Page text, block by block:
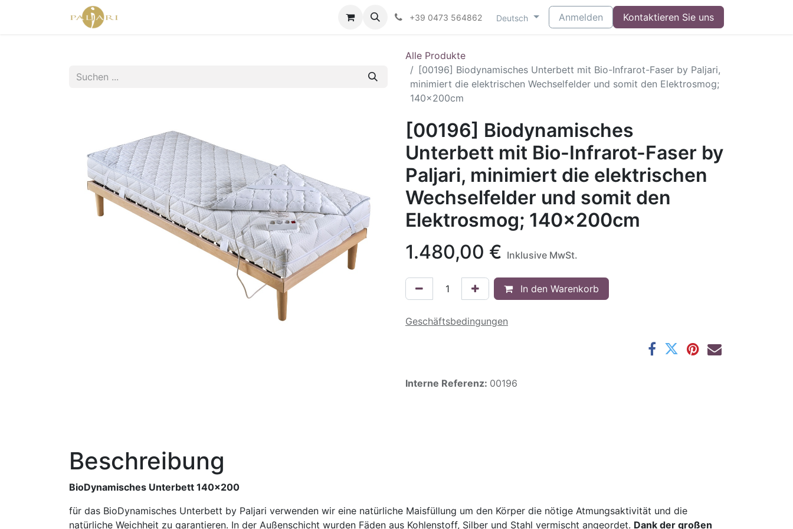
Kontaktieren Sie uns +39 0473 564862 Deutsch Anmelden Kontaktieren Sie uns
Alle Produkte
[00196] Biodynamisches Unterbett mit Bio-Infrarot-Faser by Paljari,
minimiert die elektrischen Wechselfelder und somit den Elektrosmog;
140x200cm
[00196] Biodynamisches
Unterbett mit Bio-Infrarot-Faser by
Paljari, minimiert die elektrischen
Wechselfelder und somit den
Elektrosmog; 140x200cm
1.480,00 € Inklusive MwSt.
In den Warenkorb
Geschäftsbedingungen
Interne Referenz: 00196
Beschreibung
BioDynamisches Unterbett 140x200
für das BioDynamisches Unterbett by Paljari verwenden wir eine natürliche Maisfüllung um den Körper die nötige Atmungsaktivität und die
natürliche Weichheit zu garantieren. In der Außenschicht wurden Fäden aus Kohlenstoff, Silber und Stahl vermischt angeordet. Dank der großen